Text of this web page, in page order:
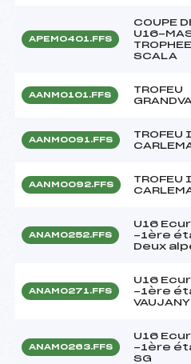
APEM0401.FFS
COUPE
U16-
SCALA
AANM0101.FFS
TROFEU
AANM0091.FFS
TROFEU
AANM0092.FFS
TROFEU
ANAM0252.FFS
U16
-1ère
Deux
ANAM0271.FFS
U16
-1ère
ANAM0263.FFS
U16
-1ère
SG